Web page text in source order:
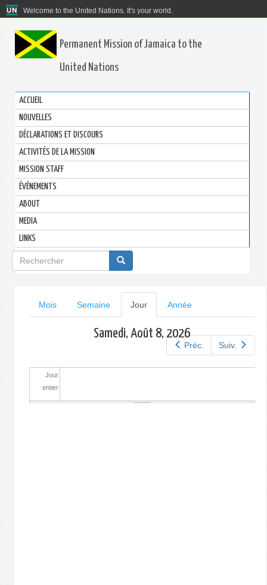
Welcome to the United Nations. It's your world.
Permanent Mission of Jamaica to the
United Nations
ACCUEIL
NOUVELLES
DÉCLARATIONS ET DISCOURS
ACTIVITÉS DE LA MISSION
MISSION STAFF
ÉVÉNEMENTS
ABOUT
MEDIA
LINKS
Formulaire
de
recherche
Onglets
principaux
Mois Semaine Jour(onglet
actif)
Année
Préc. Suiv.
Samedi, Août 8, 2026
Jour
entier